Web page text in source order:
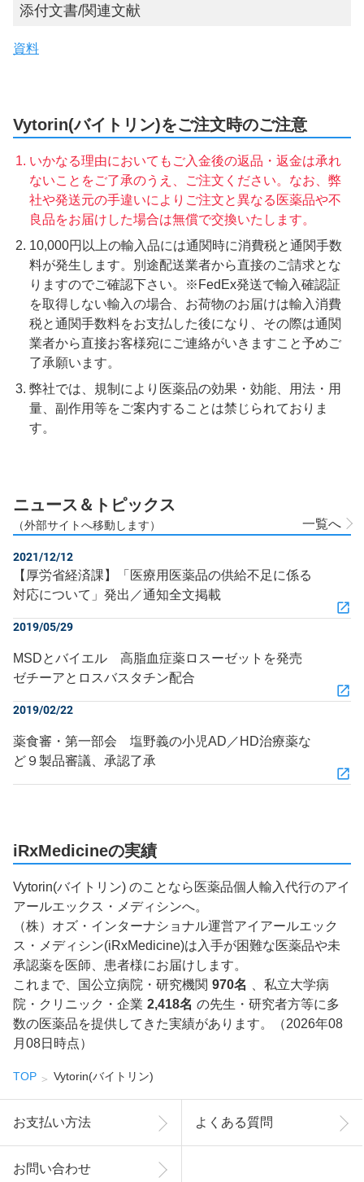
添付文書/関連文献
資料
Vytorin(バイトリン)をご注文時のご注意
いかなる理由においてもご入金後の返品・返金は承れ
ないことをご了承のうえ、ご注文ください。なお、弊
社や発送元の手違いによりご注文と異なる医薬品や不
良品をお届けした場合は無償で交換いたします。
10,000円以上の輸入品には通関時に消費税と通関手数
料が発生します。別途配送業者から直接のご請求とな
りますのでご確認下さい。※FedEx発送で輸入確認証
を取得しない輸入の場合、お荷物のお届けは輸入消費
税と通関手数料をお支払した後になり、その際は通関
業者から直接お客様宛にご連絡がいきますこと予めご
了承願います。
弊社では、規制により医薬品の効果・効能、用法・用
量、副作用等をご案内することは禁じられておりま
す。
ニュース＆トピックス
（外部サイトへ移動します） 一覧へ
2021/12/12
【厚労省経済課】「医療用医薬品の供給不足に係る
対応について」発出／通知全文掲載
2019/05/29
MSDとバイエル 高脂血症薬ロスーゼットを発売
ゼチーアとロスバスタチン配合
2019/02/22
薬食審・第一部会 塩野義の小児AD／HD治療薬な
ど９製品審議、承認了承
iRxMedicineの実績
Vytorin(バイトリン) のことなら医薬品個人輸入代行のアイ
アールエックス・メディシンへ。
（株）オズ・インターナショナル運営アイアールエック
ス・メディシン(iRxMedicine)は入手が困難な医薬品や未
承認薬を医師、患者様にお届けします。
これまで、国公立病院・研究機関 970名
、私立大学病
院・クリニック・企業 2,418名 の先生・研究者方等に多
数の医薬品を提供してきた実績があります。（2026年08
月08日時点）
TOP Vytorin(バイトリン)
お支払い方法 よくある質問
お問い合わせ